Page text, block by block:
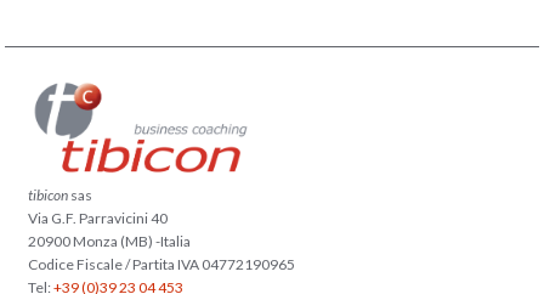
tibicon sas
Via G.F. Parravicini 40
20900 Monza (MB) -Italia
Codice Fiscale / Partita IVA 04772190965
Tel:+39 (0)39 23 04 453